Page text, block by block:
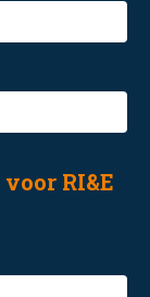
RI&E